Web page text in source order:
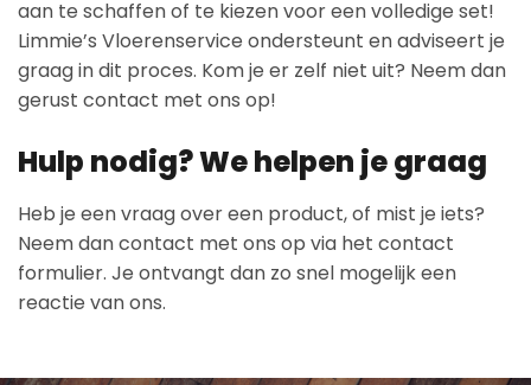
aan te schaffen of te kiezen voor een volledige set!
Limmie’s Vloerenservice ondersteunt en adviseert je
graag in dit proces. Kom je er zelf niet uit? Neem dan
gerust contact met ons op!
Hulp nodig? We helpen je graag
Heb je een vraag over een product, of mist je iets?
Neem dan contact met ons op via het contact
formulier. Je ontvangt dan zo snel mogelijk een
reactie van ons.